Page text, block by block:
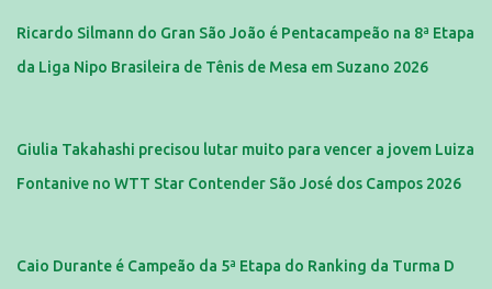
Ricardo Silmann do Gran São João é Pentacampeão na 8ª Etapa
da Liga Nipo Brasileira de Tênis de Mesa em Suzano 2026
Giulia Takahashi precisou lutar muito para vencer a jovem Luiza
Fontanive no WTT Star Contender São José dos Campos 2026
Caio Durante é Campeão da 5ª Etapa do Ranking da Turma D